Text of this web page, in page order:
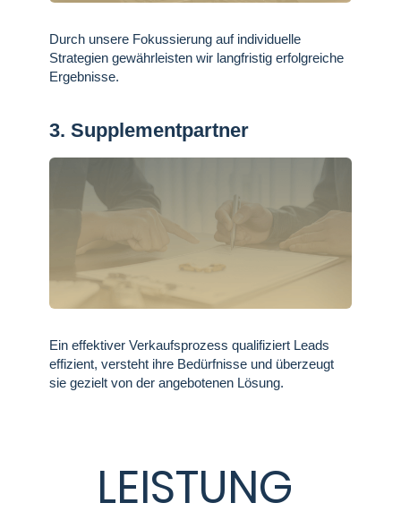
Durch unsere Fokussierung auf individuelle
Strategien gewährleisten wir langfristig erfolgreiche
Ergebnisse.
3. Supplementpartner
Ein effektiver Verkaufsprozess qualifiziert Leads
effizient, versteht ihre Bedürfnisse und überzeugt
sie gezielt von der angebotenen Lösung.
LEISTUNG